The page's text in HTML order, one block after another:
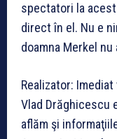
spectatori la
direct în el. Nu e
doamna Merkel
Realizator:
Vlad Drăghicescu
aflăm şi